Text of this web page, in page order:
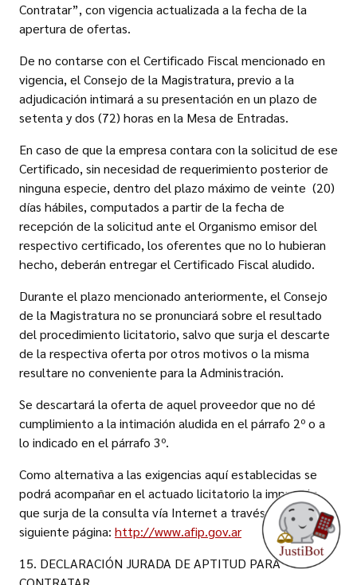
Contratar”, con vigencia actualizada a la fecha de la
apertura de ofertas.
De no contarse con el Certificado Fiscal mencionado en
vigencia, el Consejo de la Magistratura, previo a la
adjudicación intimará a su presentación en un plazo de
setenta y dos (72) horas en la Mesa de Entradas.
En caso de que la empresa contara con la solicitud de ese
Certificado, sin necesidad de requerimiento posterior de
ninguna especie, dentro del plazo máximo de veinte (20)
días hábiles, computados a partir de la fecha de
recepción de la solicitud ante el Organismo emisor del
respectivo certificado, los oferentes que no lo hubieran
hecho, deberán entregar el Certificado Fiscal aludido.
Durante el plazo mencionado anteriormente, el Consejo
de la Magistratura no se pronunciará sobre el resultado
del procedimiento licitatorio, salvo que surja el descarte
de la respectiva oferta por otros motivos o la misma
resultare no conveniente para la Administración.
Se descartará la oferta de aquel proveedor que no dé
cumplimiento a la intimación aludida en el párrafo 2º o a
lo indicado en el párrafo 3º.
Como alternativa a las exigencias aquí establecidas se
podrá acompañar en el actuado licitatorio la impresión
que surja de la consulta vía Internet a través de la
siguiente página: http://www.afip.gov.ar
15. DECLARACIÓN JURADA DE APTITUD PARA